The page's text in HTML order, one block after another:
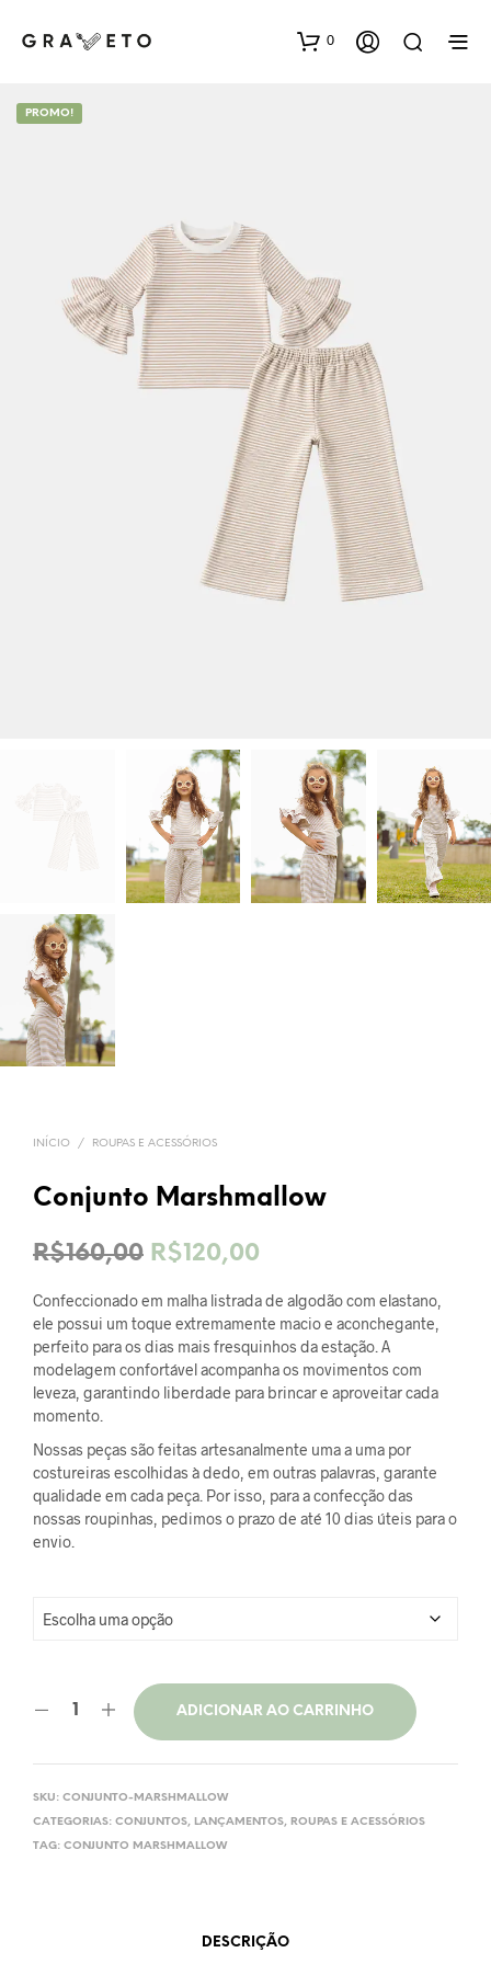
0
PROMO!
INÍCIO / ROUPAS E ACESSÓRIOS
Conjunto Marshmallow
R$160,00 O
preço
original
era:
R$160,00.
R$120,00
preço
atual
é:
R$120,00.
Confeccionado em malha listrada de algodão com elastano,
ele possui um toque extremamente macio e aconchegante,
perfeito para os dias mais fresquinhos da estação. A
modelagem confortável acompanha os movimentos com
leveza, garantindo liberdade para brincar e aproveitar cada
momento.
Nossas peças são feitas artesanalmente uma a uma por
costureiras escolhidas à dedo, em outras palavras, garante
qualidade em cada peça. Por isso, para a confecção das
nossas roupinhas, pedimos o prazo de até 10 dias úteis para o
envio.
ADICIONAR AO CARRINHO
SKU: CONJUNTO-MARSHMALLOW
CATEGORIAS: CONJUNTOS, LANÇAMENTOS, ROUPAS E ACESSÓRIOS
TAG: CONJUNTO MARSHMALLOW
DESCRIÇÃO